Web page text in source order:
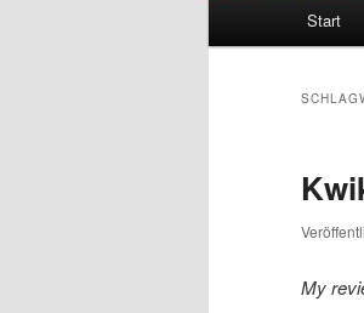
Start
My